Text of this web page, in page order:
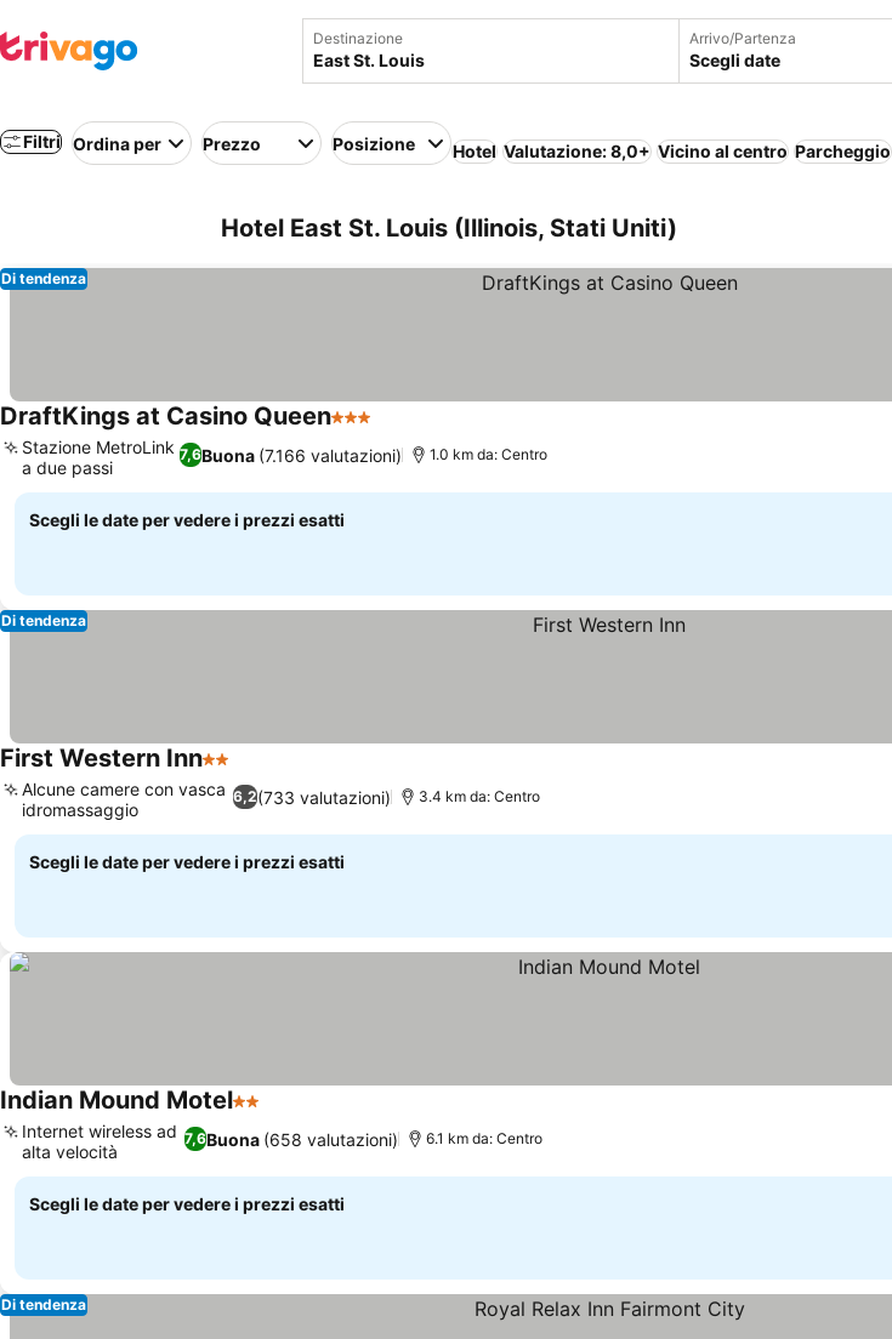
Destinazione Arrivo/Partenza
Scegli date
Filtri Ordina per Prezzo Posizione Hotel Valutazione: 8,0+ Vicino al centro Parcheggio
Hotel East St. Louis (Illinois, Stati Uniti)
Di tendenza
DraftKings at Casino Queen3 Stelle
7,6Buona (7.166 valutazioni)
Stazione MetroLink
a due passi
1.0 km da: Centro
Scegli le date per vedere i prezzi esatti
Di tendenza
First Western Inn2 Stelle
6,2(733 valutazioni)
Alcune camere con vasca
idromassaggio
3.4 km da: Centro
Scegli le date per vedere i prezzi esatti
Indian Mound Motel2 Stelle
7,6Buona (658 valutazioni)
Internet wireless ad
alta velocità
6.1 km da: Centro
Scegli le date per vedere i prezzi esatti
Di tendenza